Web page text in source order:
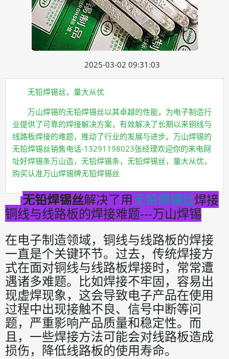
2025-03-02 09:31:03
无铅焊锡丝，量大从优
万山焊锡的无铅焊锡丝以其卓越的性能，为电子制造行
业提供了可靠的焊接解决方案，有效解决了长期以来铜线与
线路板焊接的难题，推动了行业的发展与进步。万山焊锡的
无铅焊锡丝销售电话-13291198023张经理欢迎你的来电网
址好焊锡条万山造，无铅焊锡条，无铅焊锡丝，量大从优，
购买认准万山焊锡牌无铅焊锡丝
无铅焊锡丝解决了用无铅焊锡丝焊接
铜线与线路板的焊接难题---万山焊锡
在电子制造领域，铜线与线路板的焊接
一直是个关键环节。过去，传统焊接方
式在面对铜线与线路板焊接时，常常遭
遇诸多难题。比如焊接不牢固，容易出
现虚焊现象，这会导致电子产品在使用
过程中出现接触不良、信号中断等问
题，严重影响产品质量和稳定性。而
且，一些焊接方法可能会对线路板造成
损伤，降低线路板的使用寿命。